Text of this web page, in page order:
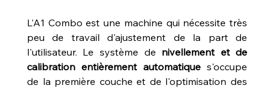
L'A1 Combo est une machine qui nécessite très
peu de travail d'ajustement de la part de
l'utilisateur. Le système de nivellement et de
calibration entièrement automatique s'occupe
de la première couche et de l'optimisation des